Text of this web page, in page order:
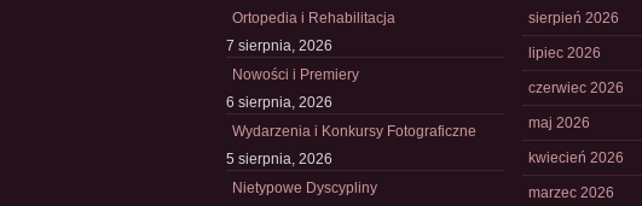
Ortopedia i Rehabilitacja
7 sierpnia, 2026
Nowości i Premiery
6 sierpnia, 2026
Wydarzenia i Konkursy Fotograficzne
5 sierpnia, 2026
Nietypowe Dyscypliny
sierpień 2026
lipiec 2026
czerwiec 2026
maj 2026
kwiecień 2026
marzec 2026